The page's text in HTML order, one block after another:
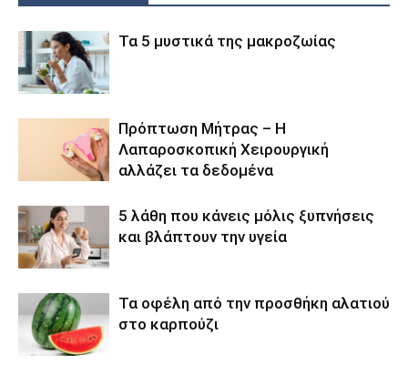
Τα 5 μυστικά της μακροζωίας
Πρόπτωση Μήτρας – Η
Λαπαροσκοπική Χειρουργική
αλλάζει τα δεδομένα
5 λάθη που κάνεις μόλις ξυπνήσεις
και βλάπτουν την υγεία
Τα οφέλη από την προσθήκη αλατιού
στο καρπούζι